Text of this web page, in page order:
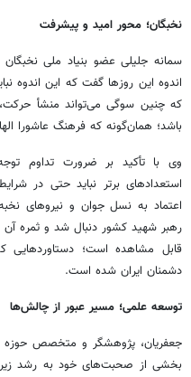
نخبگان؛ محور امید و پیشرفت
سمانه جلیلی عضو بنیاد ملی
اندوه این روزها گفت که این اندوه
که چنین سوگی می‌تواند منشأ حرکت،
باشد؛ همان‌گونه که فرهنگ عاشورا
وی با تأکید بر ضرورت تداوم
استعدادهای برتر نباید حتی در
اعتماد به نسل جوان و نیروهای
رهبر شهید کشور دنبال شد و ثمره آن
قابل مشاهده است؛ دستاوردهایی
دشمنان ایران شده است.
توسعه علمی؛ مسیر عبور از چالش‌ها
جعفریان، پژوهشگر و متخصص حوزه
بخشی از صحبت‌های خود به رشد